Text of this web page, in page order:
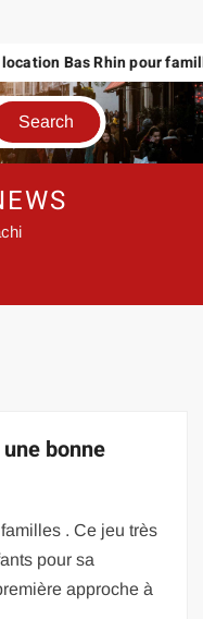
Bas Rhin pour
bonne
. Ce jeu très
pour sa
approche à